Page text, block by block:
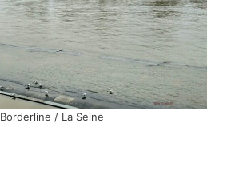
Borderline / La Seine